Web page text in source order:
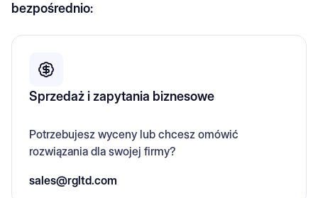
bezpośrednio:
Sprzedaż i zapytania biznesowe
Potrzebujesz wyceny lub chcesz omówić
rozwiązania dla swojej firmy?
sales@rgltd.com